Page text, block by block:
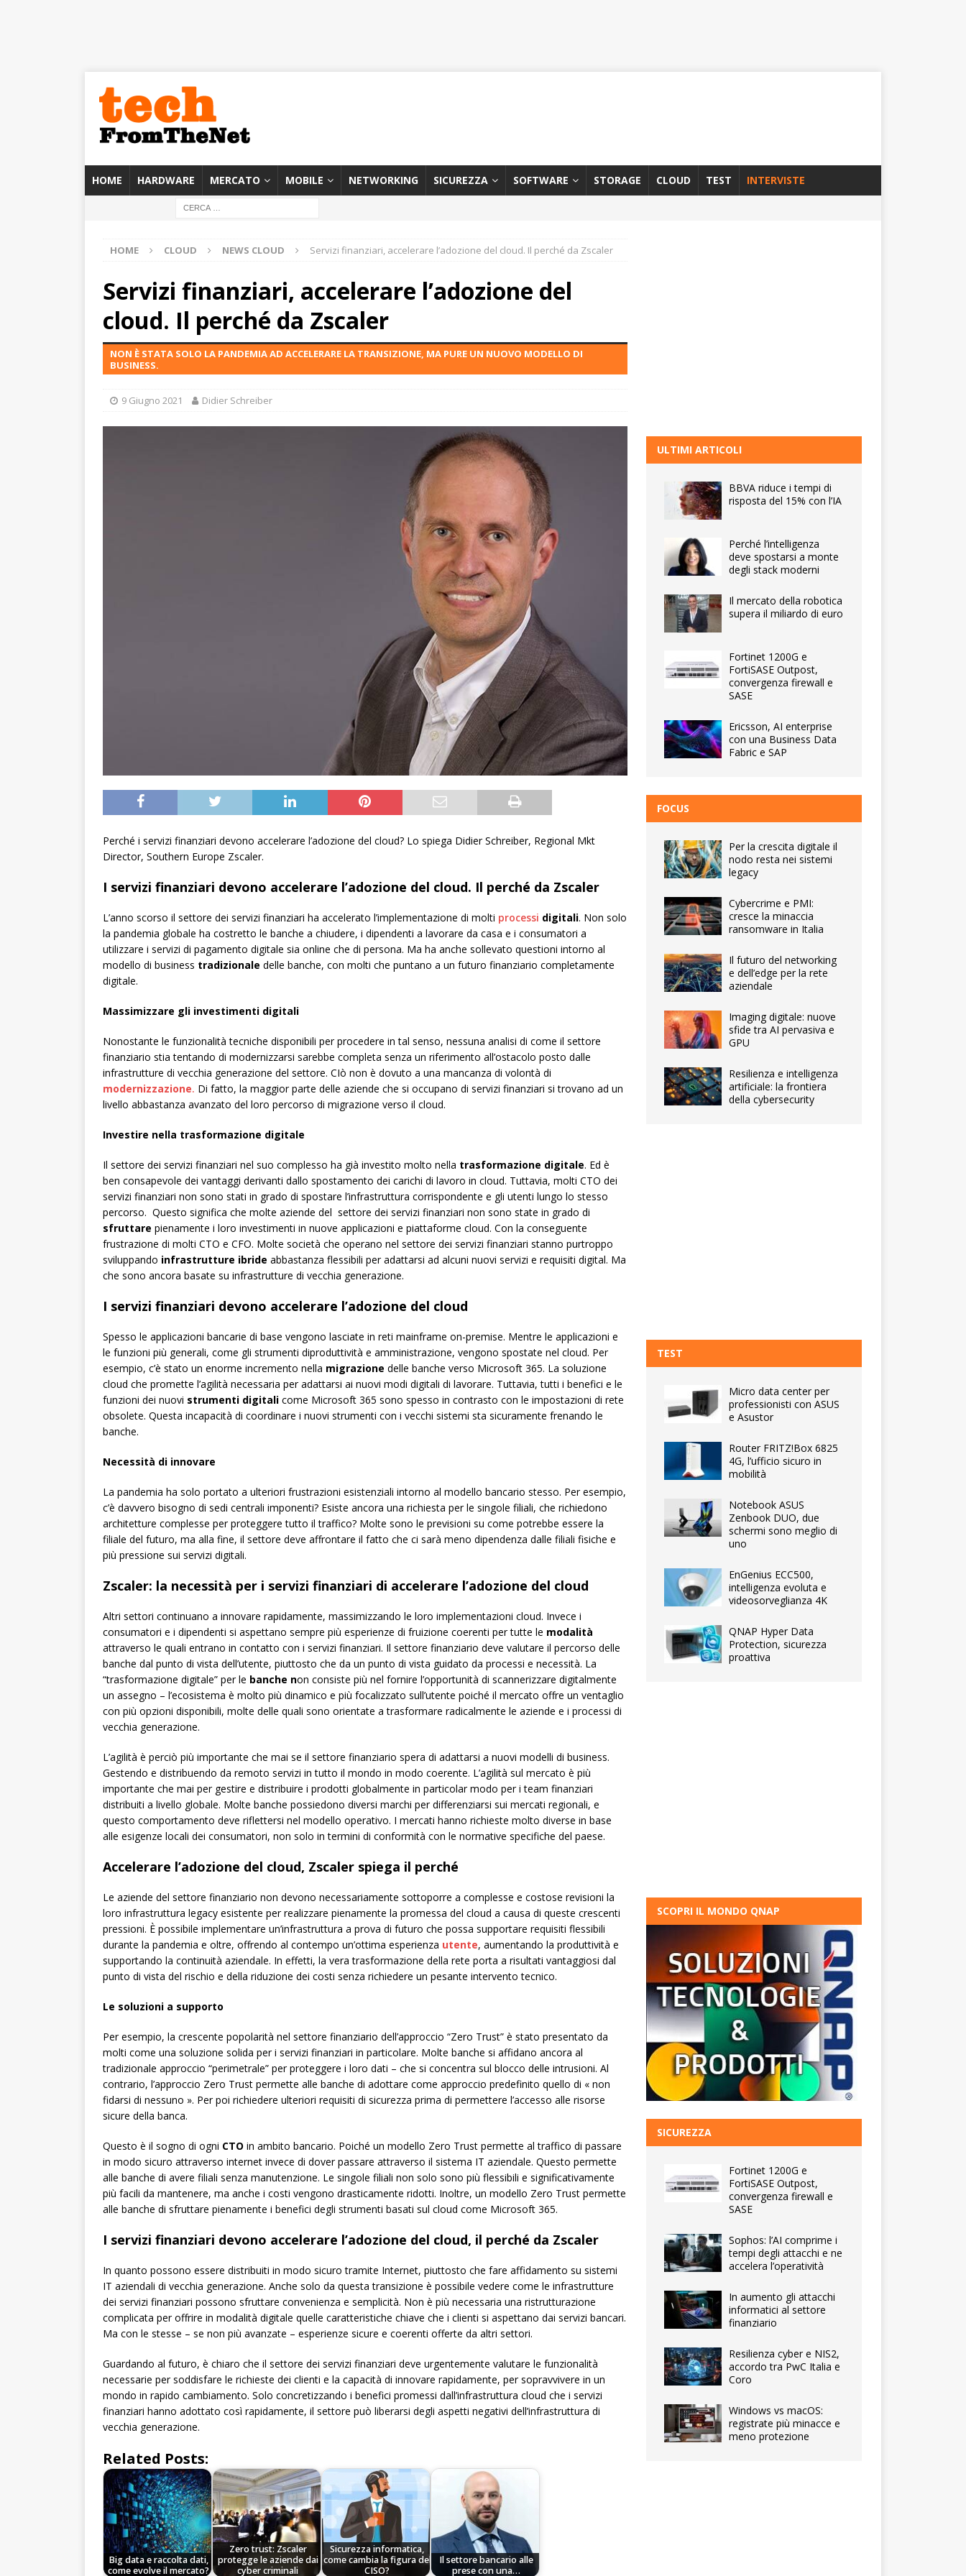
HOME HARDWARE MERCATO MOBILE NETWORKING SICUREZZA SOFTWARE STORAGE CLOUD TEST INTERVISTE
HOME CLOUD NEWS CLOUD Servizi finanziari, accelerare l’adozione del cloud. Il perché da Zscaler
Servizi finanziari, accelerare l’adozione del
cloud. Il perché da Zscaler
NON È STATA SOLO LA PANDEMIA AD ACCELERARE LA TRANSIZIONE, MA PURE UN NUOVO MODELLO DI
BUSINESS.
9 Giugno 2021 Didier Schreiber
Perché i servizi finanziari devono accelerare l’adozione del cloud? Lo spiega Didier Schreiber, Regional Mkt
Director, Southern Europe Zscaler.
I servizi finanziari devono accelerare l’adozione del cloud. Il perché da Zscaler
L’anno scorso il settore dei servizi finanziari ha accelerato l’implementazione di molti processi digitali. Non solo
la pandemia globale ha costretto le banche a chiudere, i dipendenti a lavorare da casa e i consumatori a
utilizzare i servizi di pagamento digitale sia online che di persona. Ma ha anche sollevato questioni intorno al
modello di business tradizionale delle banche, con molti che puntano a un futuro finanziario completamente
digitale.
Massimizzare gli investimenti digitali
Nonostante le funzionalità tecniche disponibili per procedere in tal senso, nessuna analisi di come il settore
finanziario stia tentando di modernizzarsi sarebbe completa senza un riferimento all’ostacolo posto dalle
infrastrutture di vecchia generazione del settore. CIò non è dovuto a una mancanza di volontà di
modernizzazione. Di fatto, la maggior parte delle aziende che si occupano di servizi finanziari si trovano ad un
livello abbastanza avanzato del loro percorso di migrazione verso il cloud.
Investire nella trasformazione digitale
Il settore dei servizi finanziari nel suo complesso ha già investito molto nella trasformazione digitale. Ed è
ben consapevole dei vantaggi derivanti dallo spostamento dei carichi di lavoro in cloud. Tuttavia, molti CTO dei
servizi finanziari non sono stati in grado di spostare l’infrastruttura corrispondente e gli utenti lungo lo stesso
percorso. Questo significa che molte aziende del settore dei servizi finanziari non sono state in grado di
sfruttare pienamente i loro investimenti in nuove applicazioni e piattaforme cloud. Con la conseguente
frustrazione di molti CTO e CFO. Molte società che operano nel settore dei servizi finanziari stanno purtroppo
sviluppando infrastrutture ibride abbastanza flessibili per adattarsi ad alcuni nuovi servizi e requisiti digital. Ma
che sono ancora basate su infrastrutture di vecchia generazione.
I servizi finanziari devono accelerare l’adozione del cloud
Spesso le applicazioni bancarie di base vengono lasciate in reti mainframe on-premise. Mentre le applicazioni e
le funzioni più generali, come gli strumenti diproduttività e amministrazione, vengono spostate nel cloud. Per
esempio, c’è stato un enorme incremento nella migrazione delle banche verso Microsoft 365. La soluzione
cloud che promette l’agilità necessaria per adattarsi ai nuovi modi digitali di lavorare. Tuttavia, tutti i benefici e le
funzioni dei nuovi strumenti digitali come Microsoft 365 sono spesso in contrasto con le impostazioni di rete
obsolete. Questa incapacità di coordinare i nuovi strumenti con i vecchi sistemi sta sicuramente frenando le
banche.
Necessità di innovare
La pandemia ha solo portato a ulteriori frustrazioni esistenziali intorno al modello bancario stesso. Per esempio,
c’è davvero bisogno di sedi centrali imponenti? Esiste ancora una richiesta per le singole filiali, che richiedono
architetture complesse per proteggere tutto il traffico? Molte sono le previsioni su come potrebbe essere la
filiale del futuro, ma alla fine, il settore deve affrontare il fatto che ci sarà meno dipendenza dalle filiali fisiche e
più pressione sui servizi digitali.
Zscaler: la necessità per i servizi finanziari di accelerare l’adozione del cloud
Altri settori continuano a innovare rapidamente, massimizzando le loro implementazioni cloud. Invece i
consumatori e i dipendenti si aspettano sempre più esperienze di fruizione coerenti per tutte le modalità
attraverso le quali entrano in contatto con i servizi finanziari. Il settore finanziario deve valutare il percorso delle
banche dal punto di vista dell’utente, piuttosto che da un punto di vista guidato da processi e necessità. La
“trasformazione digitale” per le banche non consiste più nel fornire l’opportunità di scannerizzare digitalmente
un assegno – l’ecosistema è molto più dinamico e più focalizzato sull’utente poiché il mercato offre un ventaglio
con più opzioni disponibili, molte delle quali sono orientate a trasformare radicalmente le aziende e i processi di
vecchia generazione.
L’agilità è perciò più importante che mai se il settore finanziario spera di adattarsi a nuovi modelli di business.
Gestendo e distribuendo da remoto servizi in tutto il mondo in modo coerente. L’agilità sul mercato è più
importante che mai per gestire e distribuire i prodotti globalmente in particolar modo per i team finanziari
distribuiti a livello globale. Molte banche possiedono diversi marchi per differenziarsi sui mercati regionali, e
questo comportamento deve riflettersi nel modello operativo. I mercati hanno richieste molto diverse in base
alle esigenze locali dei consumatori, non solo in termini di conformità con le normative specifiche del paese.
Accelerare l’adozione del cloud, Zscaler spiega il perché
Le aziende del settore finanziario non devono necessariamente sottoporre a complesse e costose revisioni la
loro infrastruttura legacy esistente per realizzare pienamente la promessa del cloud a causa di queste crescenti
pressioni. È possibile implementare un’infrastruttura a prova di futuro che possa supportare requisiti flessibili
durante la pandemia e oltre, offrendo al contempo un’ottima esperienza utente, aumentando la produttività e
supportando la continuità aziendale. In effetti, la vera trasformazione della rete porta a risultati vantaggiosi dal
punto di vista del rischio e della riduzione dei costi senza richiedere un pesante intervento tecnico.
Le soluzioni a supporto
Per esempio, la crescente popolarità nel settore finanziario dell’approccio “Zero Trust” è stato presentato da
molti come una soluzione solida per i servizi finanziari in particolare. Molte banche si affidano ancora al
tradizionale approccio “perimetrale” per proteggere i loro dati – che si concentra sul blocco delle intrusioni. Al
contrario, l’approccio Zero Trust permette alle banche di adottare come approccio predefinito quello di « non
fidarsi di nessuno ». Per poi richiedere ulteriori requisiti di sicurezza prima di permettere l’accesso alle risorse
sicure della banca.
Questo è il sogno di ogni CTO in ambito bancario. Poiché un modello Zero Trust permette al traffico di passare
in modo sicuro attraverso internet invece di dover passare attraverso il sistema IT aziendale. Questo permette
alle banche di avere filiali senza manutenzione. Le singole filiali non solo sono più flessibili e significativamente
più facili da mantenere, ma anche i costi vengono drasticamente ridotti. Inoltre, un modello Zero Trust permette
alle banche di sfruttare pienamente i benefici degli strumenti basati sul cloud come Microsoft 365.
I servizi finanziari devono accelerare l’adozione del cloud, il perché da Zscaler
In quanto possono essere distribuiti in modo sicuro tramite Internet, piuttosto che fare affidamento su sistemi
IT aziendali di vecchia generazione. Anche solo da questa transizione è possibile vedere come le infrastrutture
dei servizi finanziari possono sfruttare convenienza e semplicità. Non è più necessaria una ristrutturazione
complicata per offrire in modalità digitale quelle caratteristiche chiave che i clienti si aspettano dai servizi bancari.
Ma con le stesse – se non più avanzate – esperienze sicure e coerenti offerte da altri settori.
Guardando al futuro, è chiaro che il settore dei servizi finanziari deve urgentemente valutare le funzionalità
necessarie per soddisfare le richieste dei clienti e la capacità di innovare rapidamente, per sopravvivere in un
mondo in rapido cambiamento. Solo concretizzando i benefici promessi dall’infrastruttura cloud che i servizi
finanziari hanno adottato così rapidamente, il settore può liberarsi degli aspetti negativi dell’infrastruttura di
vecchia generazione.
Related Posts:
Big data e raccolta dati,
come evolve il mercato?
Zero trust: Zscaler
protegge le aziende dai
cyber criminali
Sicurezza informatica,
come cambia la figura del
CISO?
Il settore bancario alle
prese con una…
ULTIMI ARTICOLI
BBVA riduce i tempi di
risposta del 15% con l’IA
Perché l’intelligenza
deve spostarsi a monte
degli stack moderni
Il mercato della robotica
supera il miliardo di euro
Fortinet 1200G e
FortiSASE Outpost,
convergenza firewall e
SASE
Ericsson, AI enterprise
con una Business Data
Fabric e SAP
FOCUS
Per la crescita digitale il
nodo resta nei sistemi
legacy
Cybercrime e PMI:
cresce la minaccia
ransomware in Italia
Il futuro del networking
e dell’edge per la rete
aziendale
Imaging digitale: nuove
sfide tra AI pervasiva e
GPU
Resilienza e intelligenza
artificiale: la frontiera
della cybersecurity
TEST
Micro data center per
professionisti con ASUS
e Asustor
Router FRITZ!Box 6825
4G, l’ufficio sicuro in
mobilità
Notebook ASUS
Zenbook DUO, due
schermi sono meglio di
uno
EnGenius ECC500,
intelligenza evoluta e
videosorveglianza 4K
QNAP Hyper Data
Protection, sicurezza
proattiva
SCOPRI IL MONDO QNAP
SICUREZZA
Fortinet 1200G e
FortiSASE Outpost,
convergenza firewall e
SASE
Sophos: l’AI comprime i
tempi degli attacchi e ne
accelera l’operatività
In aumento gli attacchi
informatici al settore
finanziario
Resilienza cyber e NIS2,
accordo tra PwC Italia e
Coro
Windows vs macOS:
registrate più minacce e
meno protezione